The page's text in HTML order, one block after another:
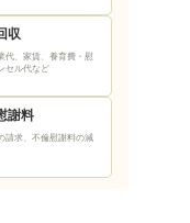
を整理しておく
しておく
無料法律相談が
収
代、家賃、養育費・慰
セル代など
謝料
請求、不倫慰謝料の減